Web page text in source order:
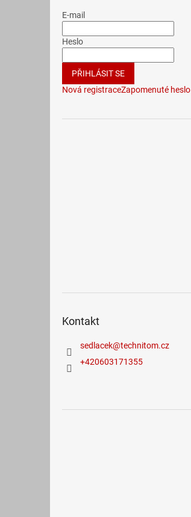
E-mail
Heslo
PŘIHLÁSIT SE
Nová registraceZapomenuté heslo
Kontakt
sedlacek@technitom.cz
+420603171355